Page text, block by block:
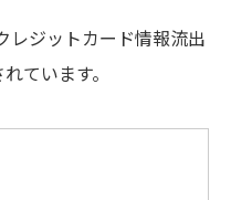
レジットカード情報流出
ています。